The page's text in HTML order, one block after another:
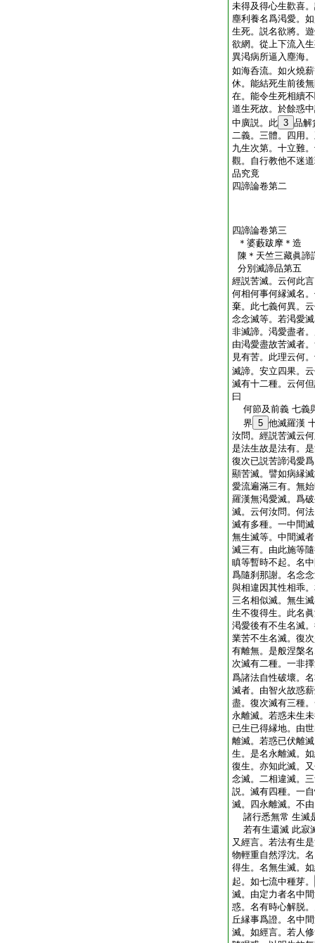
未得及得心生歡喜
塵利養名爲渇愛。
生死。説名欲將。
欲網。從上下流入
異渇病所逼入塵海
如海呑流。如火燒
休。能結死生前後
在。能令生死相續
道生死故。於餘惑
中廣説。此 3 品解
二義。三體。四用
九生次第。十立難
觀。自行教他不迷
品究竟
四諦論卷第二
四諦論卷第三
＊婆藪跋摩＊造
陳＊天竺三藏眞諦
分別滅諦品第五
經説苦滅。云何此
何相何事何縁滅名
棄。此七義何異。
念念滅等。若渇愛
非滅諦。渇愛盡者
由渇愛盡故苦滅者
見有苦。此理云何
滅諦。安立四果。
滅有十二種。云何
曰
何節及前義 七義
界 5 他滅羅漢
汝問。經説苦滅云
是法生故是法有。
復次已説苦諦渇愛
顯苦滅。譬如病縁
愛流遍滿三有。無
羅漢無渇愛滅。爲
滅。云何汝問。何
滅有多種。一中間
無生滅等。中間滅
滅三有。由此施等
瞋等暫時不起。名
爲隨刹那謝。名念
與相違因其性相乖
三名相似滅。無生
生不復得生。此名
渇愛後有不生名滅
業苦不生名滅。復
有離無。是般涅槃
次滅有二種。一非
爲諸法自性破壞。
滅者。由智火故惑
盡。復次滅有三種
永離滅。若惑未生
已生已得縁地。由
離滅。若惑已伏離
生。是名永離滅。
復生。亦知此滅。
念滅。二相違滅。
説。滅有四種。一
滅。四永離滅。不
諸行悉無常 生滅
若有生還滅 此寂
又經言。若法有生
物輕重自然浮沈。
得生。名無生滅。
起。如七流中種芽。
滅。由定力者名中
惑。名有時心解脱
丘縁事爲證。名中
滅。如經言。若人